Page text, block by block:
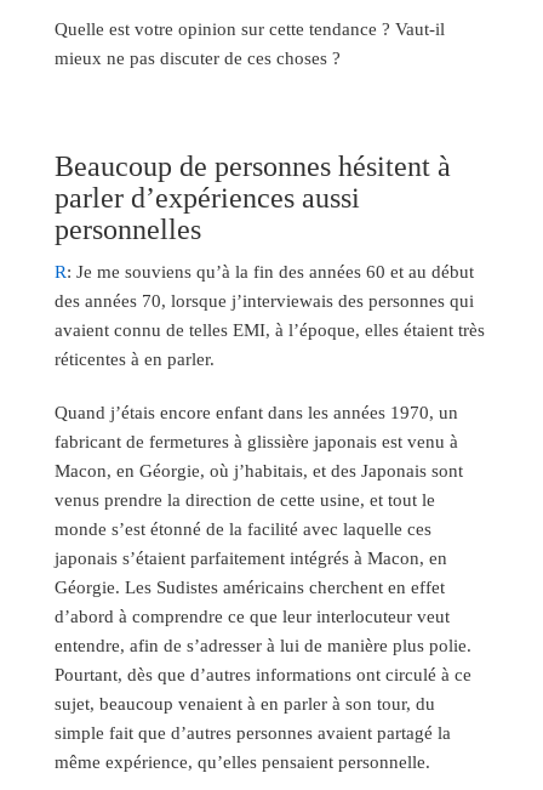
Quelle est votre opinion sur cette tendance ? Vaut-il
mieux ne pas discuter de ces choses ?
Beaucoup de personnes hésitent à
parler d’expériences aussi
personnelles
R: Je me souviens qu’à la fin des années 60 et au début
des années 70, lorsque j’interviewais des personnes qui
avaient connu de telles EMI, à l’époque, elles étaient très
réticentes à en parler.
Quand j’étais encore enfant dans les années 1970, un
fabricant de fermetures à glissière japonais est venu à
Macon, en Géorgie, où j’habitais, et des Japonais sont
venus prendre la direction de cette usine, et tout le
monde s’est étonné de la facilité avec laquelle ces
japonais s’étaient parfaitement intégrés à Macon, en
Géorgie. Les Sudistes américains cherchent en effet
d’abord à comprendre ce que leur interlocuteur veut
entendre, afin de s’adresser à lui de manière plus polie.
Pourtant, dès que d’autres informations ont circulé à ce
sujet, beaucoup venaient à en parler à son tour, du
simple fait que d’autres personnes avaient partagé la
même expérience, qu’elles pensaient personnelle.